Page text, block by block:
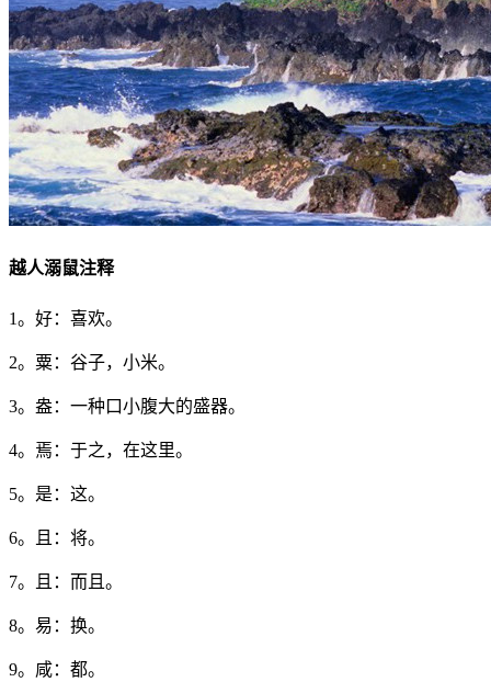
越人溺鼠注释
1。好：喜欢。
2。粟：谷子，小米。
3。盎：一种口小腹大的盛器。
4。焉：于之，在这里。
5。是：这。
6。且：将。
7。且：而且。
8。易：换。
9。咸：都。